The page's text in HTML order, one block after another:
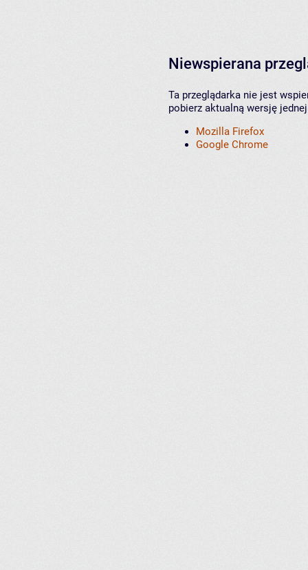
Niewspierana
Ta przeglądarka nie jest
pobierz aktualną wersję
Mozilla Firefox
Google Chrome